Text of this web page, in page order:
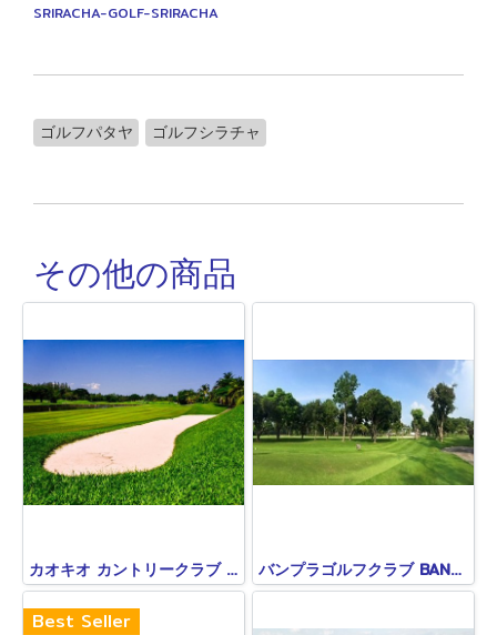
SRIRACHA-GOLF-SRIRACHA
ゴルフパタヤ ゴルフシラチャ
その他の商品
カオキオ カントリークラブ KHAO KHEOW COUNTRY CLUB バンプラゴルフクラブ BANGPRA GOLF CLUB
Best Seller